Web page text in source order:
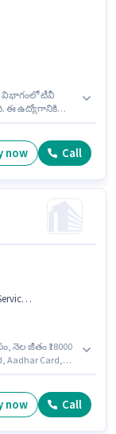
విభాగంలో టీవీ
ఈ ఉద్యోగానికి
ఈ ఖాళీ
పాస్ డిగ్రీ లేదా
now Call
Table Setting
నెల జీతం ₹18000
Card,
ఢిల్లీ లో
Servicing,
now Call